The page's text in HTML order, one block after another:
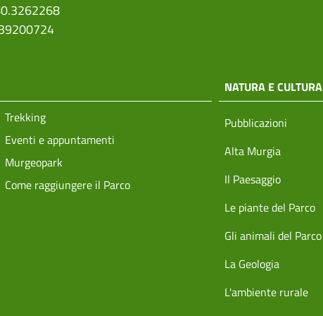
Trekking
Eventi e appuntamenti
Murgeopark
Come raggiungere il Parco
NATURA E CULTURA
Pubblicazioni
Alta Murgia
Il Paesaggio
Le piante del Parco
Gli animali del Parco
La Geologia
L'ambiente rurale